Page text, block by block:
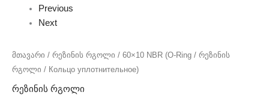
Previous
Next
მთავარი / რეზინის რგოლი / 60×10 NBR (O-Ring / რეზინის
რგოლი / Кольцо уплотнительное)
რეზინის რგოლი